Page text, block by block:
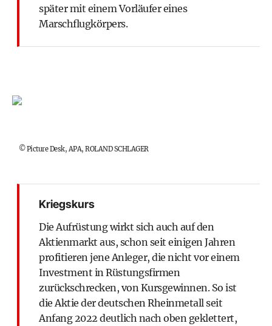
später mit einem Vorläufer eines
Marschflugkörpers.
©Picture Desk, APA, ROLAND SCHLAGER
Kriegskurs
Die Aufrüstung wirkt sich auch auf den
Aktienmarkt aus, schon seit einigen Jahren
profitieren jene Anleger, die nicht vor einem
Investment in Rüstungsfirmen
zurückschrecken, von Kursgewinnen. So ist
die Aktie der deutschen Rheinmetall seit
Anfang 2022 deutlich nach oben geklettert,